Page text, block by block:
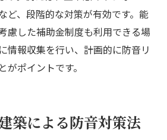
ォームの選び方とその基準
を叶える建築防音のポイント
選びで重視すべきこと
ど、段階的な対策が有効です。能
慮した補助金制度も利用できる場
情報収集を行い、計画的に防音リ
がポイントです。
築による防音対策法